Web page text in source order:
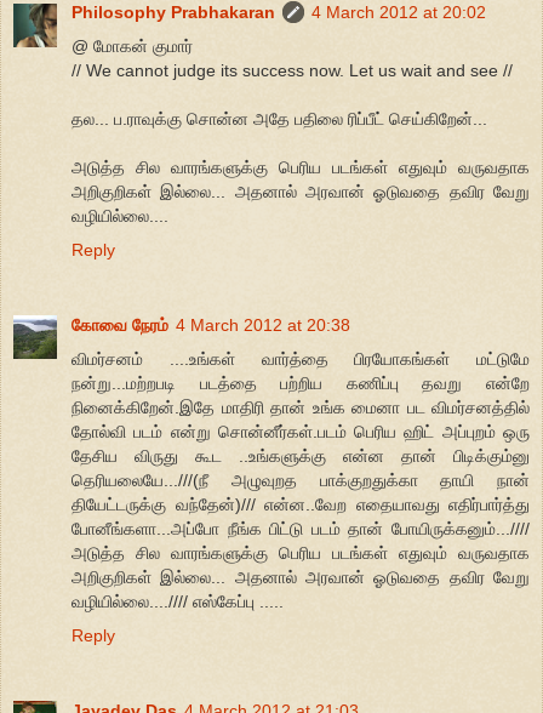
Philosophy Prabhakaran
4 March 2012 at 20:02
@ மோகன் குமார்
// We cannot judge its success now. Let us wait and see //
தல... ப.ராவுக்கு சொன்ன அதே பதிலை ரிப்பீட் செய்கிறேன்...
அடுத்த சில வாரங்களுக்கு பெரிய படங்கள் எதுவும் வருவதாக
அறிகுறிகள் இல்லை... அதனால் அரவான் ஓடுவதை தவிர வேறு
வழியில்லை....
Reply
கோவை நேரம் 4 March 2012 at 20:38
விமர்சனம் ....உங்கள் வார்த்தை பிரயோகங்கள் மட்டுமே
நன்று...மற்றபடி படத்தை பற்றிய கணிப்பு தவறு என்றே
நினைக்கிறேன்.இதே மாதிரி தான் உங்க மைனா பட விமர்சனத்தில்
தோல்வி படம் என்று சொன்னீர்கள்.படம் பெரிய ஹிட் அப்புறம் ஒரு
தேசிய விருது கூட ..உங்களுக்கு என்ன தான் பிடிக்கும்னு
தெரியலையே...///(நீ அழுவுறத பாக்குறதுக்கா தாயி நான்
தியேட்டருக்கு வந்தேன்)/// என்ன..வேற எதையாவது எதிர்பார்த்து
போனீங்களா...அப்போ நீங்க பிட்டு படம் தான் போயிருக்கனும்...////
அடுத்த சில வாரங்களுக்கு பெரிய படங்கள் எதுவும் வருவதாக
அறிகுறிகள் இல்லை... அதனால் அரவான் ஓடுவதை தவிர வேறு
வழியில்லை....//// எஸ்கேப்பு .....
Reply